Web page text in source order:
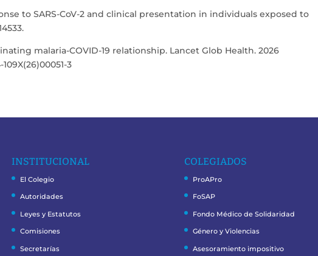
to SARS-CoV-2 and clinical presentation in individuals exposed to
malaria-COVID-19 relationship. Lancet Glob Health. 2026
109X(26)00051-3
INSTITUCIONAL
El Colegio
Autoridades
Leyes y Estatutos
Comisiones
Secretarías
COLEGIADOS
ProAPro
FoSAP
Fondo Médico de Solidaridad
Género y Violencias
Asesoramiento impositivo